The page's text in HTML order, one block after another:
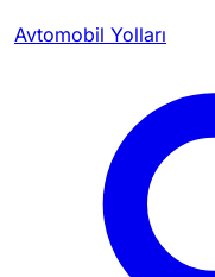
Avtomobil Yolları